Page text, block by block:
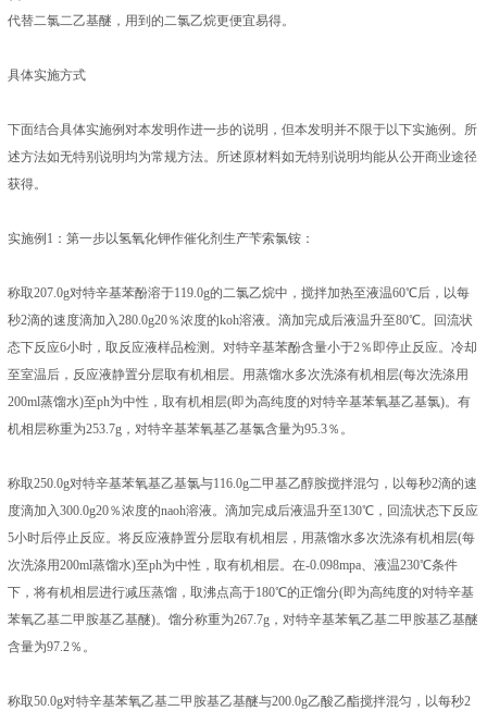
代替二氯二乙基醚，用到的二氯乙烷更便宜易得。
具体实施方式
下面结合具体实施例对本发明作进一步的说明，但本发明并不限于以下实施例。所
述方法如无特别说明均为常规方法。所述原材料如无特别说明均能从公开商业途径
获得。
实施例1：第一步以氢氧化钾作催化剂生产苄索氯铵：
称取207.0g对特辛基苯酚溶于119.0g的二氯乙烷中，搅拌加热至液温60℃后，以每
秒2滴的速度滴加入280.0g20％浓度的koh溶液。滴加完成后液温升至80℃。回流状
态下反应6小时，取反应液样品检测。对特辛基苯酚含量小于2％即停止反应。冷却
至室温后，反应液静置分层取有机相层。用蒸馏水多次洗涤有机相层(每次洗涤用
200ml蒸馏水)至ph为中性，取有机相层(即为高纯度的对特辛基苯氧基乙基氯)。有
机相层称重为253.7g，对特辛基苯氧基乙基氯含量为95.3％。
称取250.0g对特辛基苯氧基乙基氯与116.0g二甲基乙醇胺搅拌混匀，以每秒2滴的速
度滴加入300.0g20％浓度的naoh溶液。滴加完成后液温升至130℃，回流状态下反应
5小时后停止反应。将反应液静置分层取有机相层，用蒸馏水多次洗涤有机相层(每
次洗涤用200ml蒸馏水)至ph为中性，取有机相层。在-0.098mpa、液温230℃条件
下，将有机相层进行减压蒸馏，取沸点高于180℃的正馏分(即为高纯度的对特辛基
苯氧乙基二甲胺基乙基醚)。馏分称重为267.7g，对特辛基苯氧乙基二甲胺基乙基醚
含量为97.2％。
称取50.0g对特辛基苯氧乙基二甲胺基乙基醚与200.0g乙酸乙酯搅拌混匀，以每秒2